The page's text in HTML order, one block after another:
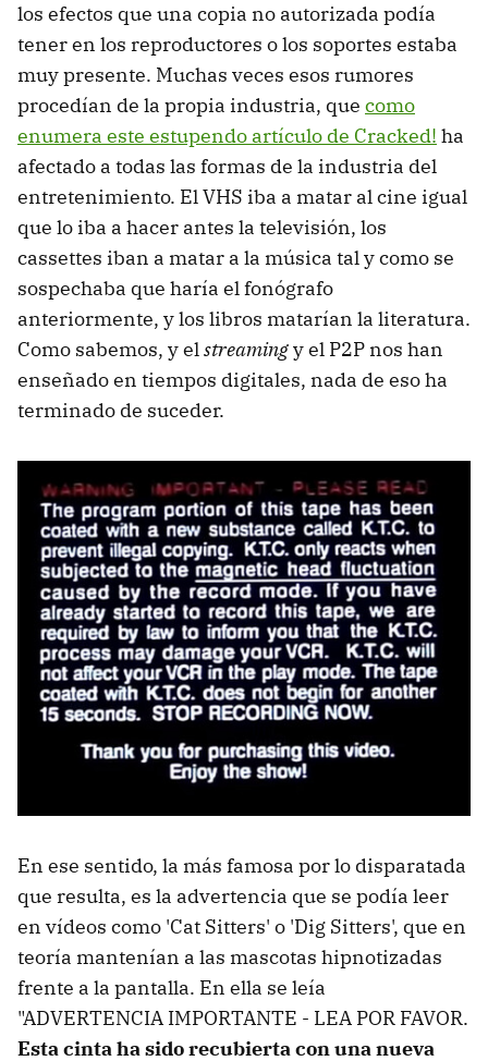
los efectos que una copia no autorizada podía
tener en los reproductores o los soportes estaba
muy presente. Muchas veces esos rumores
procedían de la propia industria, que como
enumera este estupendo artículo de Cracked! ha
afectado a todas las formas de la industria del
entretenimiento. El VHS iba a matar al cine igual
que lo iba a hacer antes la televisión, los
cassettes iban a matar a la música tal y como se
sospechaba que haría el fonógrafo
anteriormente, y los libros matarían la literatura.
Como sabemos, y elstreamingy el P2P nos han
enseñado en tiempos digitales, nada de eso ha
terminado de suceder.
En ese sentido, la más famosa por lo disparatada
que resulta, es la advertencia que se podía leer
en vídeos como 'Cat Sitters' o 'Dig Sitters', que en
teoría mantenían a las mascotas hipnotizadas
frente a la pantalla. En ella se leía
"ADVERTENCIA IMPORTANTE - LEA POR FAVOR.
Esta cinta ha sido recubierta con una nueva